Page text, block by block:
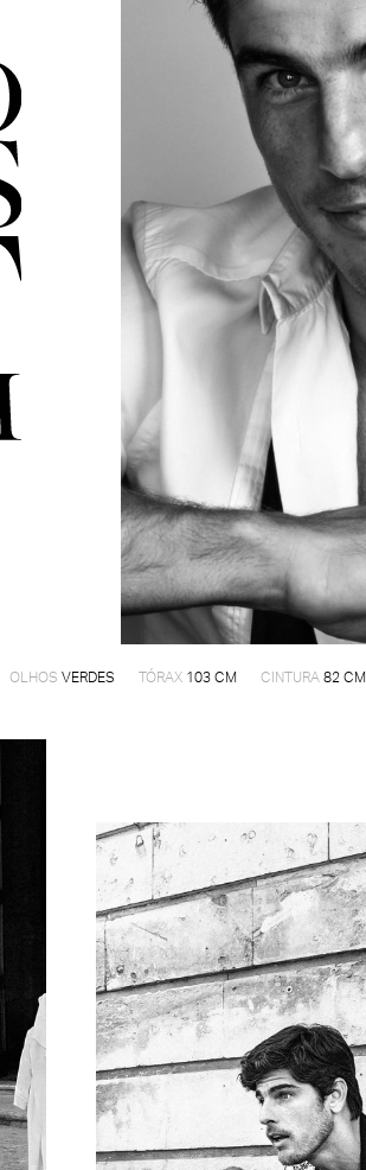
OLHOS VERDES TÓRAX103 CM CINTURA 82 CM